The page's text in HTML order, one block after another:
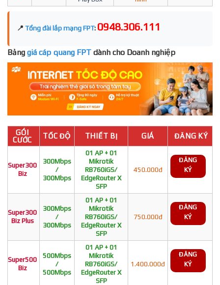
📍 Tổng đài lắp mạng FPT: 0948.306.111
Bảng giá cáp quang FPT dành cho Doanh nghiệp
GÓI
CƯỚC
TỐC ĐỘ THIẾT BỊ GIÁ ĐĂNG KÝ
Super300
Biz
300Mbps
/
300Mbps
01 AP + 01
Mikrotik
RB760iGS/
EdgeRouter X
SFP
450.000đ
ĐĂNG
KÝ
Super300
Biz Plus
300Mbps
/
300Mbps
01 AP + 01
Mikrotik
RB760iGS/
EdgeRouter X
SFP
750.000đ
ĐĂNG
KÝ
Super500
Biz
500Mbps
/
500Mbps
01 AP + 01
Mikrotik
RB760iGS/
EdgeRouter X
SFP
1.400.000đ
ĐĂNG
KÝ